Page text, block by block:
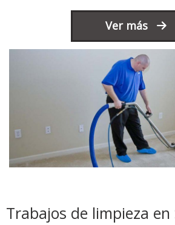
Ver más
Trabajos de limpieza